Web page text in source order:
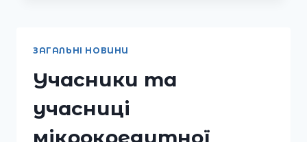
LEADS
UKRAINE
ЗАГАЛЬНІ НОВИНИ
Учасники та
учасниці
мікрокредитної